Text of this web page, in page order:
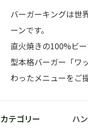
バーガーキングは世
ーンです。
直火焼きの100%ビ
型本格バーガー「ワ
わったメニューをご
カテゴリー ハ